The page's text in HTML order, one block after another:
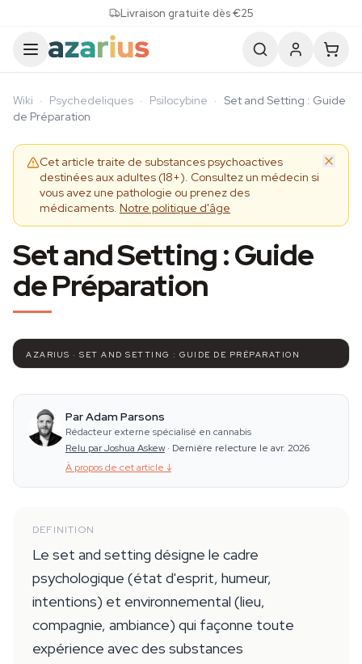
Livraison gratuite dès €25
Wiki · Psychedeliques · Psilocybine · Set and Setting : Guide
de Préparation
Cet article traite de substances psychoactives
destinées aux adultes (18+). Consultez un médecin si
vous avez une pathologie ou prenez des
médicaments. Notre politique d'âge
Set and Setting : Guide
de Préparation
AZARIUS · SET AND SETTING : GUIDE DE PRÉPARATION
Par Adam Parsons
Rédacteur externe spécialisé en cannabis
Relu par Joshua Askew · Dernière relecture le avr. 2026
À propos de cet article ↓
DEFINITION
Le set and setting désigne le cadre
psychologique (état d'esprit, humeur,
intentions) et environnemental (lieu,
compagnie, ambiance) qui façonne toute
expérience avec des substances